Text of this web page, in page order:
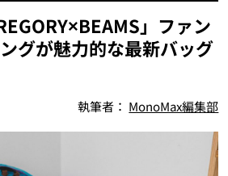
」ファン
グが魅力的な最新バッグ
執筆者： MonoMax編集部